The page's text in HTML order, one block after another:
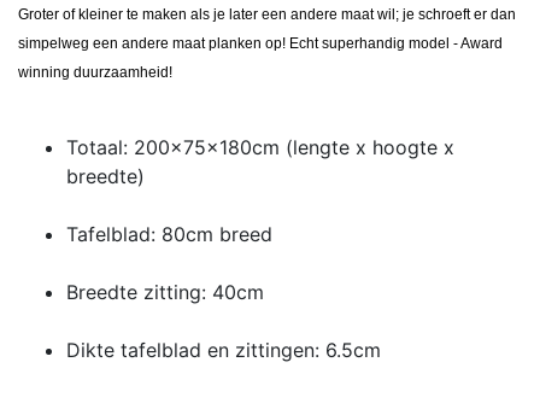
Groter of kleiner te maken als je later een andere maat wil; je schroeft er dan
simpelweg een andere maat planken op! Echt superhandig model - Award
winning duurzaamheid!
Totaal: 200x75x180cm (lengte x hoogte x
breedte)
Tafelblad: 80cm breed
Breedte zitting: 40cm
Dikte tafelblad en zittingen: 6.5cm